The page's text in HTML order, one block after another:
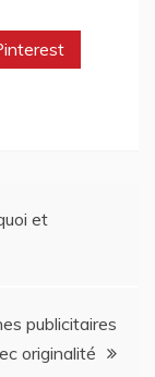
et
publicitaires
originalité